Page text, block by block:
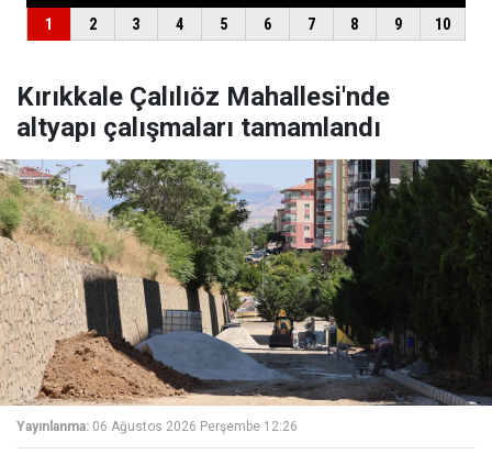
Kırıkkale Çalılıöz Mahallesi'nde
altyapı çalışmaları tamamlandı
Yayınlanma: 06 Ağustos 2026 Perşembe 12:26